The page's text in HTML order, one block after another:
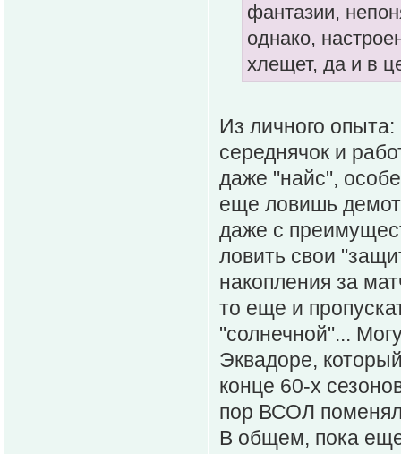
фантазии,
однако,
хлещет, да и в
Из личного
середнячок и
даже "найс",
еще ловишь
даже с
ловить свои
накопления за
то еще и
"солнечной"...
Эквадоре,
конце 60-х
пор ВСОЛ
В общем, пока еще